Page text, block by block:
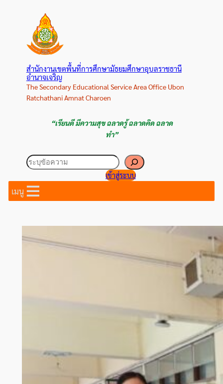
สำนักงานเขตพื้นที่การศึกษามัธยมศึกษาอุบลราชธานี
อำนาจเจริญ
The Secondary Educational Service Area Office Ubon
Ratchathani Amnat Charoen
“เรียนดี มีความสุข ฉลาดรู้ ฉลาดคิด ฉลาด
ทำ”
ค้นหา
เข้าสู่ระบบ
เมนู